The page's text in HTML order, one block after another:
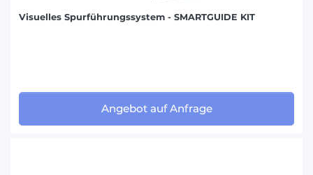
Visuelles Spurführungssystem - SMARTGUIDE KIT
Angebot auf Anfrage